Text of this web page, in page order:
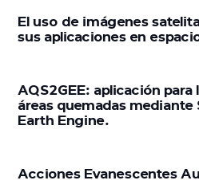
El uso de imágenes
sus aplicaciones en
AQS2GEE: aplicación
áreas quemadas
Earth Engine.
Acciones Evanescentes